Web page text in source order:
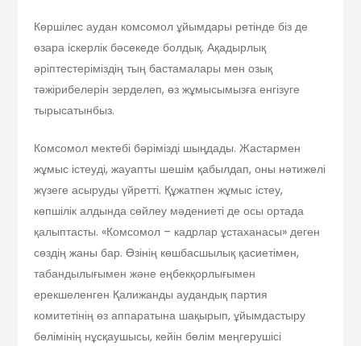
Көршілес аудан комсомол ұйымдары ретінде біз де
өзара іскерлік бәсекеде болдық. Ақадырлық
әріптестеріміздің тың бастамалары мен озық
тәжірибелерін зерделеп, өз жұмысымызға енгізуге
тырысатынбыз.
Комсомол мектебі бәрімізді шыңдады. Жастармен
жұмыс істеуді, жауапты шешім қабылдап, оны нәтижелі
жүзеге асыруды үйретті. Құжатпен жұмыс істеу,
көпшілік алдында сөйлеу мәдениеті де осы ортада
қалыптасты. «Комсомол – кадрлар ұстаханасы» деген
сөздің жаны бар. Өзінің көшбасшылық қасиетімен,
табандылығымен және еңбекқорлығымен
ерекшеленген Қалижанды аудандық партия
комитетінің өз аппаратына шақырып, ұйымдастыру
бөлімінің нұсқаушысы, кейін бөлім меңгерушісі